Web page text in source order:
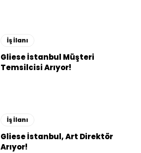
İş İlanı
Gliese İstanbul Müşteri
Temsilcisi Arıyor!
İş İlanı
Gliese İstanbul, Art Direktör
Arıyor!